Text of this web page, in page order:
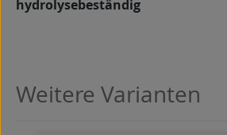
hydrolysebeständig
Produktgalerie überspringen
Weitere Varianten